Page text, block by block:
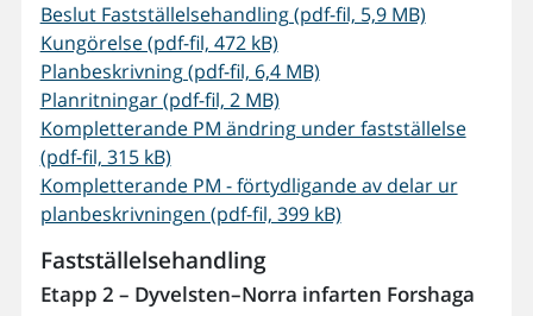
Beslut Fastställelsehandling (pdf-fil, 5,9 MB)
Kungörelse (pdf-fil, 472 kB)
Planbeskrivning (pdf-fil, 6,4 MB)
Planritningar (pdf-fil, 2 MB)
Kompletterande PM ändring under fastställelse
(pdf-fil, 315 kB)
Kompletterande PM - förtydligande av delar ur
planbeskrivningen (pdf-fil, 399 kB)
Fastställelsehandling
Etapp 2 – Dyvelsten–Norra infarten Forshaga